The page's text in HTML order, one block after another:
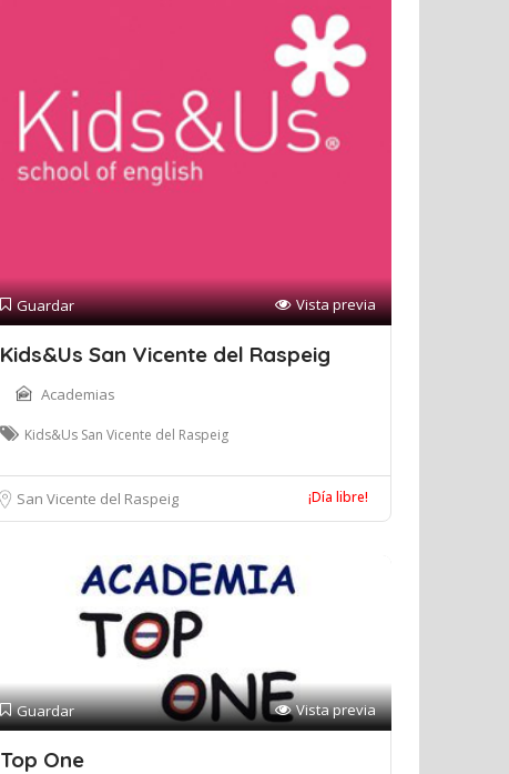
Guardar Vista previa
Kids&Us San Vicente del Raspeig
Academias
Kids&Us San Vicente del Raspeig
San Vicente del Raspeig ¡Día libre!
Guardar Vista previa
Top One